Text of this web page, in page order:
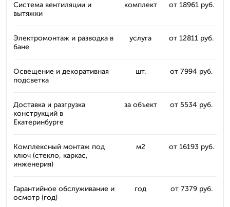
Система вентиляции и
вытяжки
комплект от 18961 руб.
Электромонтаж и разводка в
бане
услуга от 12811 руб.
Освещение и декоративная
подсветка
шт. от 7994 руб.
Доставка и разгрузка
конструкций в
Екатеринбурге
за объект от 5534 руб.
Комплексный монтаж под
ключ (стекло, каркас,
инженерия)
м2 от 16193 руб.
Гарантийное обслуживание и
осмотр (год)
год от 7379 руб.